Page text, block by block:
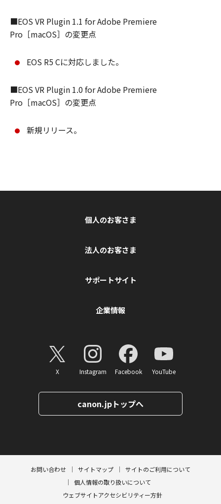
■EOS VR Plugin 1.1 for Adobe Premiere
Pro［macOS］の変更点
EOS R5 Cに対応しました。
■EOS VR Plugin 1.0 for Adobe Premiere
Pro［macOS］の変更点
新規リリース。
個人のお客さま
法人のお客さま
サポートサイト
企業情報
X Instagram Facebook YouTube
canon.jpトップへ
お問い合わせ サイトマップ
サイトのご利用について
個人情報の取り扱いについて
ウェブサイトアクセシビリティー方針